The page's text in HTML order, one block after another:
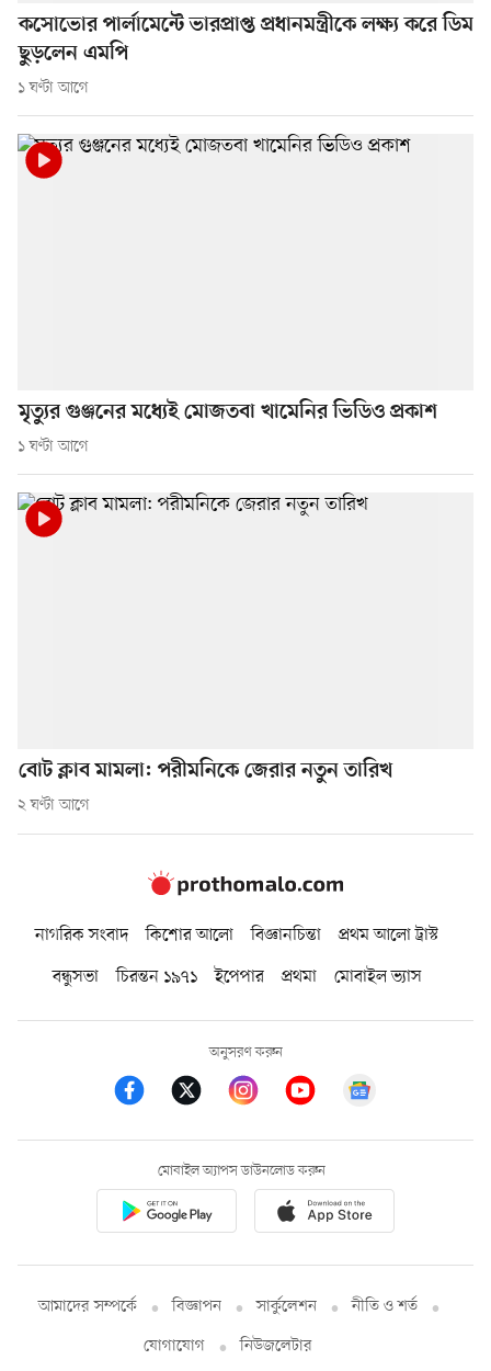
কসোভোর পার্লামেন্টে ভারপ্রাপ্ত প্রধানমন্ত্রীকে লক্ষ্য করে ডিম
ছুড়লেন এমপি
১ ঘণ্টা আগে
মৃত্যুর গুঞ্জনের মধ্যেই মোজতবা খামেনির ভিডিও প্রকাশ
১ ঘণ্টা আগে
বোট ক্লাব মামলা: পরীমনিকে জেরার নতুন তারিখ
২ ঘণ্টা আগে
নাগরিক সংবাদ কিশোর আলো বিজ্ঞানচিন্তা
প্রথম আলো ট্রাস্ট
বন্ধুসভা
চিরন্তন ১৯৭১ ইপেপার প্রথমা মোবাইল ভ্যাস
অনুসরণ করুন
মোবাইল অ্যাপস ডাউনলোড করুন
আমাদের সম্পর্কে বিজ্ঞাপন সার্কুলেশন
নীতি ও শর্ত
যোগাযোগ
নিউজলেটার